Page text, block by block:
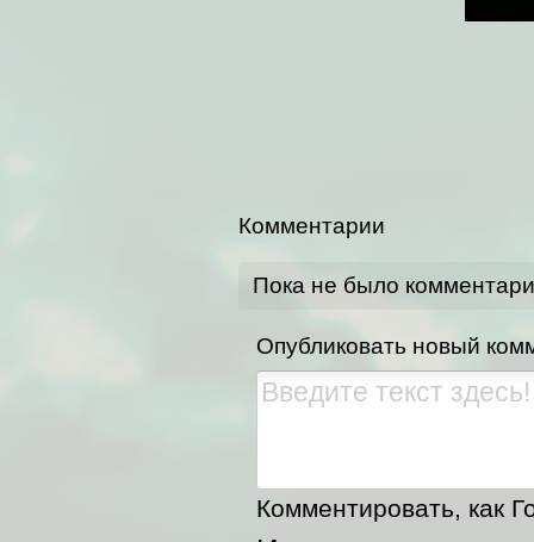
Комментарии
Пока не было
Опубликовать новый
Комментировать, как